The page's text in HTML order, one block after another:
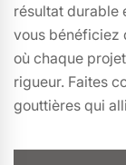
résultat durable
vous bénéficiez
où chaque
rigueur. Faites
gouttières qui